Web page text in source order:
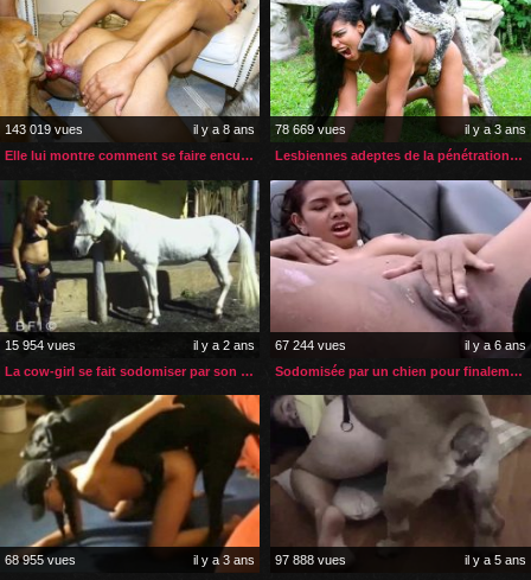
143 019 vues
il y a 8 ans
Elle lui montre comment se faire enculer par son chien
78 669 vues
il y a 3 ans
Lesbiennes adeptes de la pénétration anale zoophile
15 954 vues
il y a 2 ans
La cow-girl se fait sodomiser par son destrier
67 244 vues
il y a 6 ans
Sodomisée par un chien pour finalement gouter son sperme
68 955 vues
il y a 3 ans
97 888 vues
il y a 5 ans